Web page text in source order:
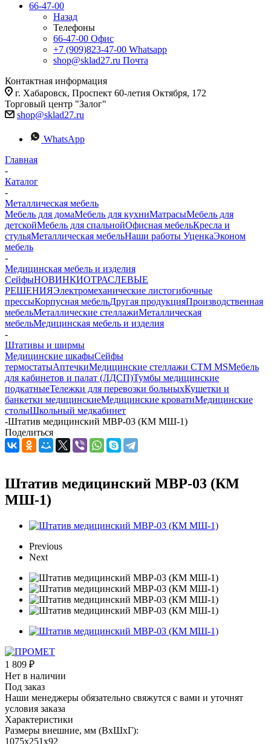
66-47-00
Назад
Телефоны
66-47-00 Офис
+7 (909)823-47-00 Whatsapp
shop@sklad27.ru Почта
Контактная информация
г. Хабаровск, Проспект 60-летия Октября, 172
Торговый центр "Залог"
shop@sklad27.ru
WhatsApp
Главная
-
Каталог
-
Металлическая мебель
Мебель для домаМебель для кухниМатраcыМебель для
детскойМебель для спальнойОфисная мебельКресла и
стульяМеталлическая мебельНаши работы УценкаЭконом
мебель
-
Медицинская мебель и изделия
СейфыНОВИНКИОТРАСЛЕВЫЕ
РЕШЕНИЯЭлектромеханические листогибочные
прессыКорпусная мебельДругая продукцияПроизводственная
мебельМеталлические стеллажиМеталлическая
мебельМедицинская мебель и изделия
-
Штативы и ширмы
Медицинские шкафыСейфы
термостатыАптечкиМедицинские стеллажи CTM MSМебель
для кабинетов и палат (ЛДСП)Тумбы медицинские
подкатныеТележки для перевозки больныхКушетки и
банкетки медицинскиеМедицинские кроватиМедицинские
столыШкольный медкабинет
-Штатив медицинский MBP-03 (КМ МШ-1)
Поделиться
Штатив медицинский MBP-03 (КМ
МШ-1)
Previous
Next
1 809 ₽
Нет в наличии
Под заказ
Наши менеджеры обязательно свяжутся с вами и уточнят
условия заказа
Характеристики
Размеры внешние, мм (ВхШхГ):
1075x251x92